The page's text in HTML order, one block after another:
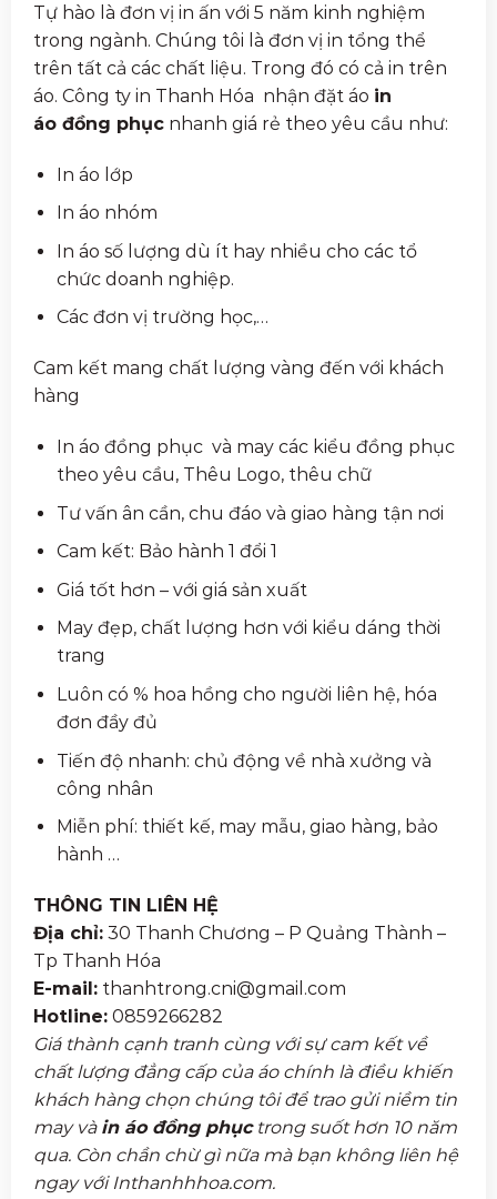
Tự hào là đơn vị in ấn với 5 năm kinh nghiệm
trong ngành. Chúng tôi là đơn vị in tổng thể
trên tất cả các chất liệu. Trong đó có cả in trên
áo. Công ty in Thanh Hóa nhận đặt áo in
áo đồng phục nhanh giá rẻ theo yêu cầu như:
In áo lớp
In áo nhóm
In áo số lượng dù ít hay nhiều cho các tổ
chức doanh nghiệp.
Các đơn vị trường học,…
Cam kết mang chất lượng vàng đến với khách
hàng
In áo đồng phục và may các kiểu đồng phục
theo yêu cầu, Thêu Logo, thêu chữ
Tư vấn ân cần, chu đáo và giao hàng tận nơi
Cam kết: Bảo hành 1 đổi 1
Giá tốt hơn – với giá sản xuất
May đẹp, chất lượng hơn với kiểu dáng thời
trang
Luôn có % hoa hồng cho người liên hệ, hóa
đơn đầy đủ
Tiến độ nhanh: chủ động về nhà xưởng và
công nhân
Miễn phí: thiết kế, may mẫu, giao hàng, bảo
hành …
THÔNG TIN LIÊN HỆ
Địa chỉ: 30 Thanh Chương – P Quảng Thành –
Tp Thanh Hóa
E-mail: thanhtrong.cni@gmail.com
Hotline: 0859266282
Giá thành cạnh tranh cùng với sự cam kết về
chất lượng đẳng cấp của áo chính là điều khiến
khách hàng chọn chúng tôi để trao gửi niềm tin
may và in áo đồng phụctrong suốt hơn 10 năm
qua. Còn chần chừ gì nữa mà bạn không liên hệ
ngay với Inthanhhhoa.com.